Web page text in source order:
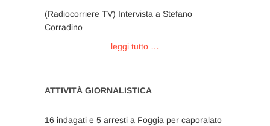
(Radiocorriere TV) Intervista a Stefano
Corradino
leggi tutto …
ATTIVITÀ GIORNALISTICA
16 indagati e 5 arresti a Foggia per caporalato